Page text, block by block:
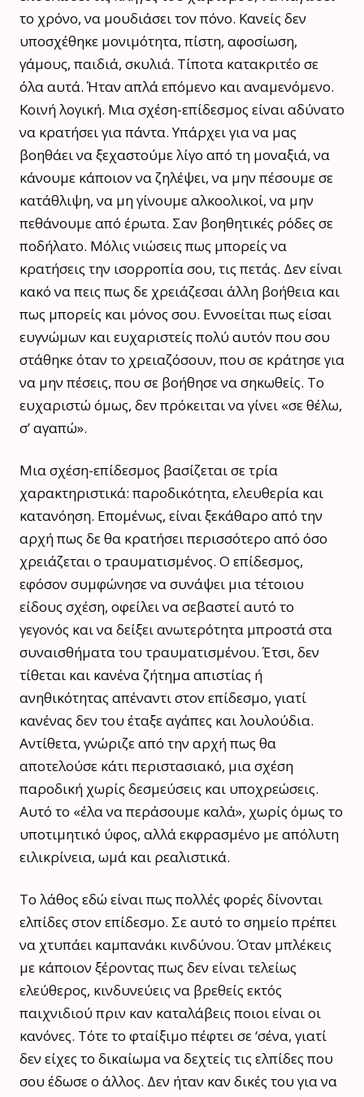
το χρόνο, να μουδιάσει τον πόνο. Κανείς δεν
υποσχέθηκε μονιμότητα, πίστη, αφοσίωση,
γάμους, παιδιά, σκυλιά. Τίποτα κατακριτέο σε
όλα αυτά. Ήταν απλά επόμενο και αναμενόμενο.
Κοινή λογική. Μια σχέση-επίδεσμος είναι αδύνατο
να κρατήσει για πάντα. Υπάρχει για να μας
βοηθάει να ξεχαστούμε λίγο από τη μοναξιά, να
κάνουμε κάποιον να ζηλέψει, να μην πέσουμε σε
κατάθλιψη, να μη γίνουμε αλκοολικοί, να μην
πεθάνουμε από έρωτα. Σαν βοηθητικές ρόδες σε
ποδήλατο. Μόλις νιώσεις πως μπορείς να
κρατήσεις την ισορροπία σου, τις πετάς. Δεν είναι
κακό να πεις πως δε χρειάζεσαι άλλη βοήθεια και
πως μπορείς και μόνος σου. Εννοείται πως είσαι
ευγνώμων και ευχαριστείς πολύ αυτόν που σου
στάθηκε όταν το χρειαζόσουν, που σε κράτησε για
να μην πέσεις, που σε βοήθησε να σηκωθείς. Το
ευχαριστώ όμως, δεν πρόκειται να γίνει «σε θέλω,
σ’ αγαπώ».
Μια σχέση-επίδεσμος βασίζεται σε τρία
χαρακτηριστικά: παροδικότητα, ελευθερία και
κατανόηση. Επομένως, είναι ξεκάθαρο από την
αρχή πως δε θα κρατήσει περισσότερο από όσο
χρειάζεται ο τραυματισμένος. Ο επίδεσμος,
εφόσον συμφώνησε να συνάψει μια τέτοιου
είδους σχέση, οφείλει να σεβαστεί αυτό το
γεγονός και να δείξει ανωτερότητα μπροστά στα
συναισθήματα του τραυματισμένου. Έτσι, δεν
τίθεται και κανένα ζήτημα απιστίας ή
ανηθικότητας απέναντι στον επίδεσμο, γιατί
κανένας δεν του έταξε αγάπες και λουλούδια.
Αντίθετα, γνώριζε από την αρχή πως θα
αποτελούσε κάτι περιστασιακό, μια σχέση
παροδική χωρίς δεσμεύσεις και υποχρεώσεις.
Αυτό το «έλα να περάσουμε καλά», χωρίς όμως το
υποτιμητικό ύφος, αλλά εκφρασμένο με απόλυτη
ειλικρίνεια, ωμά και ρεαλιστικά.
Το λάθος εδώ είναι πως πολλές φορές δίνονται
ελπίδες στον επίδεσμο. Σε αυτό το σημείο πρέπει
να χτυπάει καμπανάκι κινδύνου. Όταν μπλέκεις
με κάποιον ξέροντας πως δεν είναι τελείως
ελεύθερος, κινδυνεύεις να βρεθείς εκτός
παιχνιδιού πριν καν καταλάβεις ποιοι είναι οι
κανόνες. Τότε το φταίξιμο πέφτει σε ‘σένα, γιατί
δεν είχες το δικαίωμα να δεχτείς τις ελπίδες που
σου έδωσε ο άλλος. Δεν ήταν καν δικές του για να